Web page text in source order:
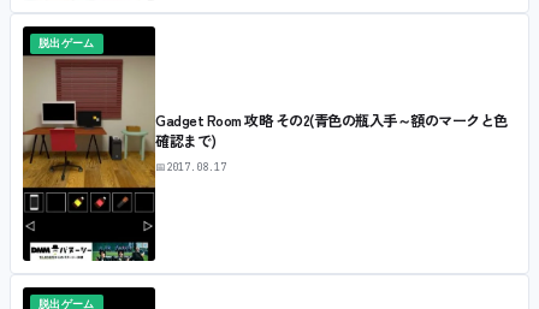
脱出ゲーム
Gadget Room 攻略 その2(青色の瓶入手～額のマークと色
確認まで)
📅2017.08.17
脱出ゲーム